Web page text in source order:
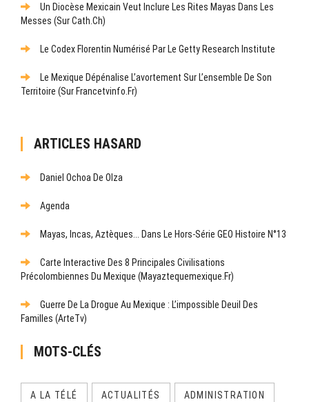
Un Diocèse Mexicain Veut Inclure Les Rites Mayas Dans Les
Messes (sur Cath.ch)
Le Codex Florentin Numérisé Par Le Getty Research Institute
Le Mexique Dépénalise L’avortement Sur L’ensemble De Son
Territoire (sur Francetvinfo.fr)
ARTICLES HASARD
Daniel Ochoa De Olza
Agenda
Mayas, Incas, Aztèques... Dans Le Hors-Série GEO Histoire N°13
Carte Interactive Des 8 Principales Civilisations
Précolombiennes Du Mexique (mayaztequemexique.fr)
Guerre De La Drogue Au Mexique : L’impossible Deuil Des
Familles (ArteTv)
MOTS-CLÉS
A LA TÉLÉ ACTUALITÉS ADMINISTRATION